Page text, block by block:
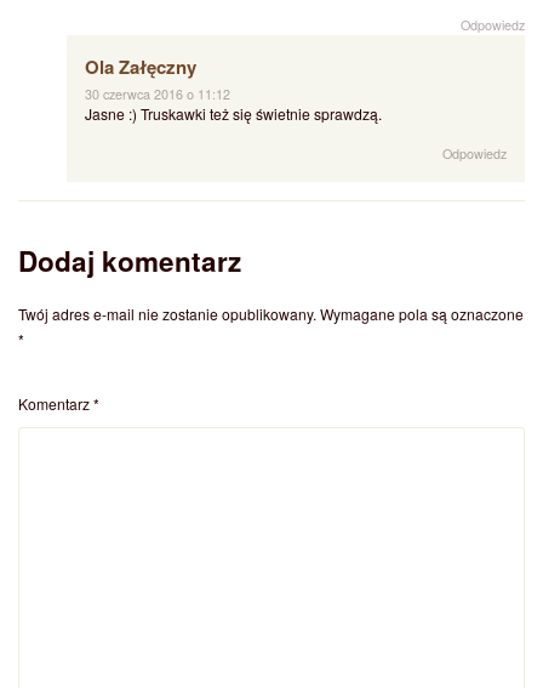
Odpowiedz
Ola Załęczny
30 czerwca 2016 o 11:12
Jasne :) Truskawki też się świetnie sprawdzą.
Odpowiedz
Dodaj komentarz
Twój adres e-mail nie zostanie opublikowany. Wymagane pola są oznaczone
*
Komentarz*